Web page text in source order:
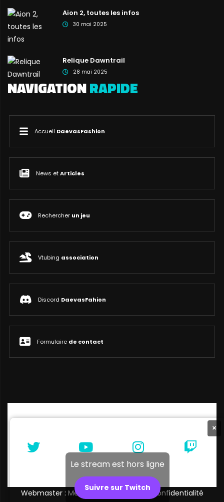
Aion 2, toutes les infos
30 mai 2025
Relique Dawntrail
28 mai 2025
NAVIGATIONRAPIDE
Accueil DaevasFashion
News etArticles
Rechercher un jeu
Vtubing association
Discord DaevasFahion
Formulaire de contact
×
Le stream est hors ligne
Suivre sur Twitch
Webmaster : Melibellule | Politique de confidentialité